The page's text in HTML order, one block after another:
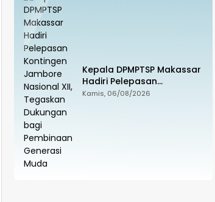
Kepala DPMPTSP Makassar
Hadiri Pelepasan
Kontingen Jambore
Kamis, 06/08/2026